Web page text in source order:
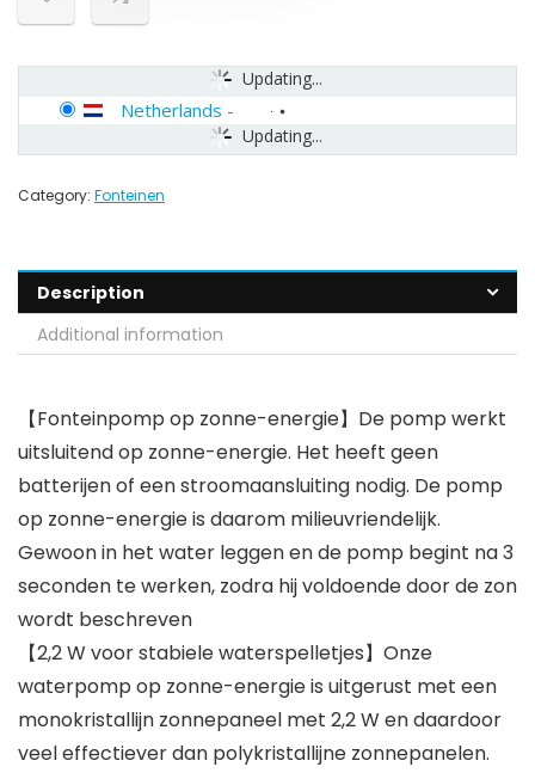
Updating...
Updating...
Netherlands -
Category: Fonteinen
Description
Additional information
【Fonteinpomp op zonne-energie】De pomp werkt
uitsluitend op zonne-energie. Het heeft geen
batterijen of een stroomaansluiting nodig. De pomp
op zonne-energie is daarom milieuvriendelijk.
Gewoon in het water leggen en de pomp begint na 3
seconden te werken, zodra hij voldoende door de zon
wordt beschreven
【2,2 W voor stabiele waterspelletjes】Onze
waterpomp op zonne-energie is uitgerust met een
monokristallijn zonnepaneel met 2,2 W en daardoor
veel effectiever dan polykristallijne zonnepanelen.